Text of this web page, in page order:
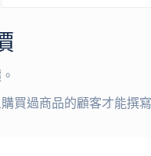
買過商品的顧客才能撰